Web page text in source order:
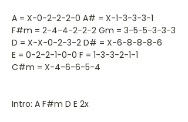
A = X-0-2-2-2-0 A# = X-1-3-3-3-1
F#m = 2-4-4-2-2-2 Gm = 3-5-5-3-3-3
D = X-X-0-2-3-2 D# = X-6-8-8-8-6
E = 0-2-2-1-0-0 F = 1-3-3-2-1-1
C#m = X-4-6-6-5-4
Intro: A F#m D E 2x